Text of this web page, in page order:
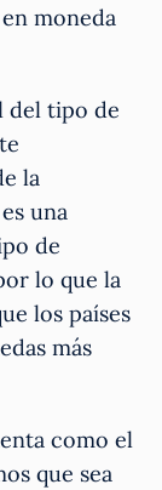
moneda
del tipo de
la
una
de
lo que la
los países
más
como el
que sea